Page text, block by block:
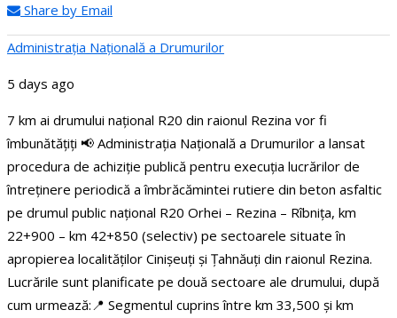
Share by Email
Administraţia Națională a Drumurilor
5 days ago
7 km ai drumului național R20 din raionul Rezina vor fi
îmbunătățiți 📢 Administrația Națională a Drumurilor a lansat
procedura de achiziție publică pentru execuția lucrărilor de
întreținere periodică a îmbrăcămintei rutiere din beton asfaltic
pe drumul public național R20 Orhei – Rezina – Rîbnița, km
22+900 – km 42+850 (selectiv) pe sectoarele situate în
apropierea localităților Cinișeuți și Țahnăuți din raionul Rezina.
Lucrările sunt planificate pe două sectoare ale drumului, după
cum urmează:📍 Segmentul cuprins între km 33,500 și km